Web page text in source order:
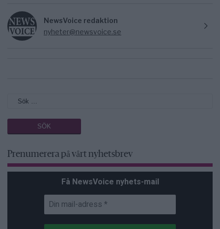
NewsVoice redaktion
nyheter@newsvoice.se
Prenumerera på vårt nyhetsbrev
Få NewsVoice nyhets-mail